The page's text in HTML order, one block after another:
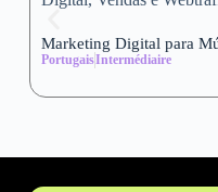
Marketing Digital para
PortugaisIntermédiaire